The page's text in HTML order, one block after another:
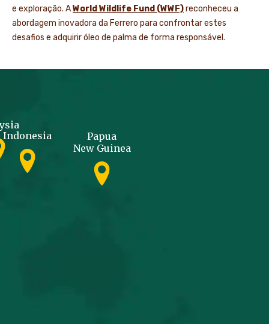
e exploração. AWorld Wildlife Fund (WWF)reconheceu a
abordagem inovadora da Ferrero para confrontar estes
desafios e adquirir óleo de palma de forma responsável.
Indonesia
Papua
New Guinea